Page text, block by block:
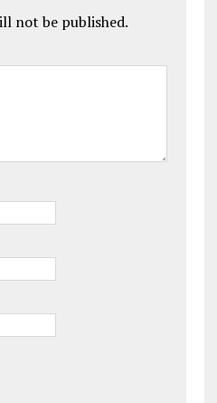
not be published.